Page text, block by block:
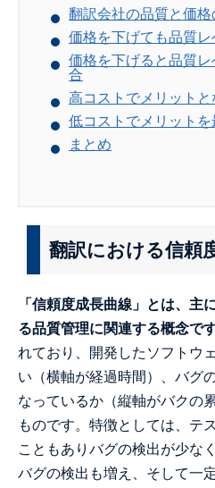
翻訳会社の品質と価格
価格を下げても品質
価格を下げると品質
合
高コストでメリットと
低コストでメリットを
まとめ
翻訳における信頼
「信頼度成長曲線」とは、主
る品質管理に関連する概念です
れており、開発したソフトウ
い（横軸が経過時間）、バグ
なっているか（縦軸がバクの
ものです。特徴としては、テ
こともありバグの検出が少な
バグの検出も増え、そして一